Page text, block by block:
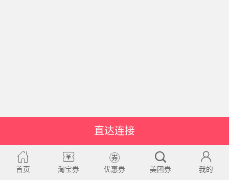
直达连接
首页 淘宝券 优惠券 美团券 我的